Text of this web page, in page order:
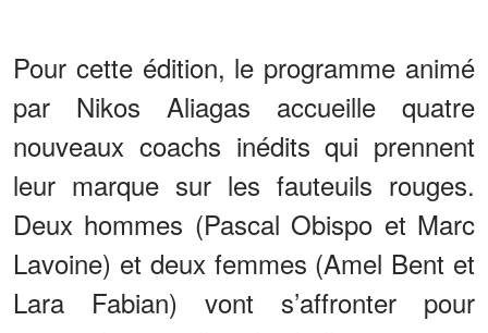
Pour cette édition, le programme animé
par Nikos Aliagas accueille quatre
nouveaux coachs inédits qui prennent
leur marque sur les fauteuils rouges.
Deux hommes (Pascal Obispo et Marc
Lavoine) et deux femmes (Amel Bent et
Lara Fabian) vont s’affronter pour